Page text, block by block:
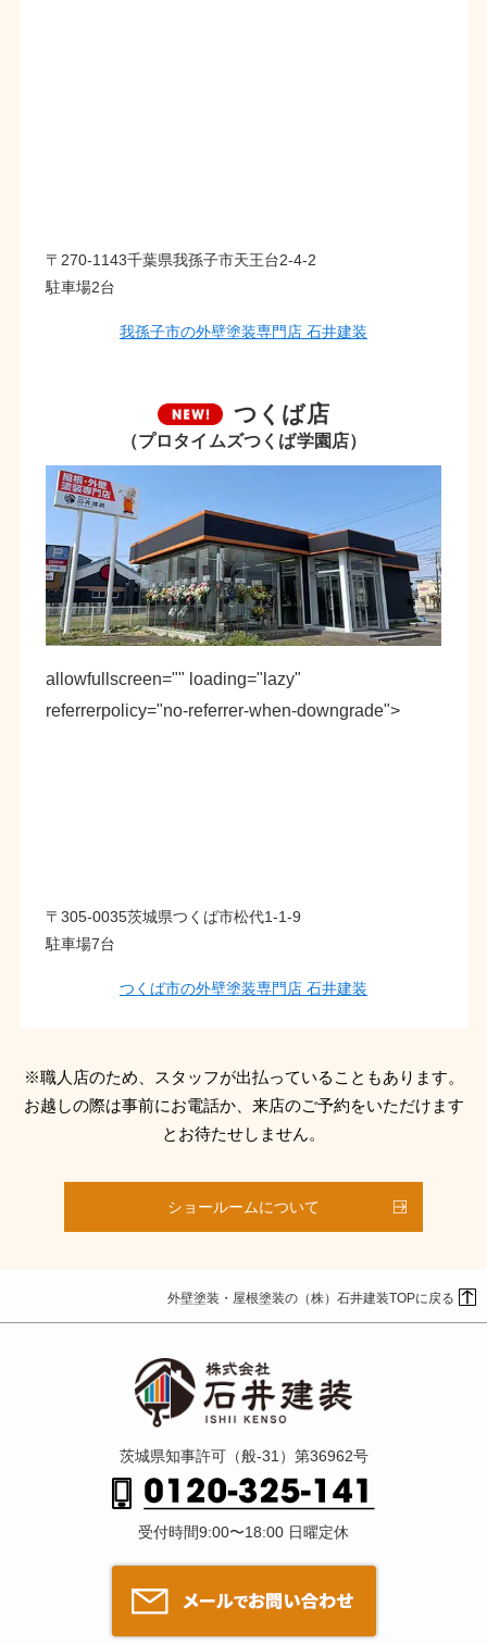
〒270-1143千葉県我孫子市天王台2-4-2
駐車場2台
我孫子市の外壁塗装専門店 石井建装
つくば店
（プロタイムズつくば学園店）
allowfullscreen="" loading="lazy"
referrerpolicy="no-referrer-when-downgrade">
〒305-0035茨城県つくば市松代1-1-9
駐車場7台
つくば市の外壁塗装専門店 石井建装
※職人店のため、スタッフが出払っていることもあります。
お越しの際は事前にお電話か、来店のご予約をいただけます
とお待たせしません。
ショールームについて
外壁塗装・屋根塗装の（株）石井建装TOPに戻る
茨城県知事許可（般-31）第36962号
受付時間9:00〜18:00 日曜定休